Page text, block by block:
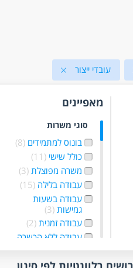
עובדי ייצור
מאפיינים
סוגי משרות
בונוס למתמידים (8)
כולל שישי (11)
משרה מפוצלת (3)
עבודה בלילה (15)
עבודה בשעות
גמישות (3)
עבודה זמנית (2)
עבודה ללא הכשרה
עבודה ללא ניסיון(46)